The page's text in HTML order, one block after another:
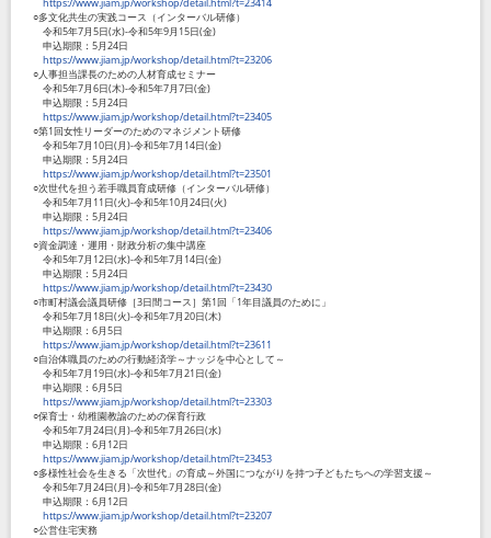
○多文化共生の実践コース（インターバル研修）
令和5年7月5日(水)-令和5年9月15日(金)
申込期限：5月24日
https://www.jiam.jp/workshop/detail.html?t=23206
○人事担当課長のための人材育成セミナー
令和5年7月6日(木)-令和5年7月7日(金)
申込期限：5月24日
https://www.jiam.jp/workshop/detail.html?t=23405
○第1回女性リーダーのためのマネジメント研修
令和5年7月10日(月)-令和5年7月14日(金)
申込期限：5月24日
https://www.jiam.jp/workshop/detail.html?t=23501
○次世代を担う若手職員育成研修（インターバル研修）
令和5年7月11日(火)-令和5年10月24日(火)
申込期限：5月24日
https://www.jiam.jp/workshop/detail.html?t=23406
○資金調達・運用・財政分析の集中講座
令和5年7月12日(水)-令和5年7月14日(金)
申込期限：5月24日
https://www.jiam.jp/workshop/detail.html?t=23430
○市町村議会議員研修［3日間コース］第1回「1年目議員のために」
令和5年7月18日(火)-令和5年7月20日(木)
申込期限：6月5日
https://www.jiam.jp/workshop/detail.html?t=23611
○自治体職員のための行動経済学～ナッジを中心として～
令和5年7月19日(水)-令和5年7月21日(金)
申込期限：6月5日
https://www.jiam.jp/workshop/detail.html?t=23303
○保育士・幼稚園教諭のための保育行政
令和5年7月24日(月)-令和5年7月26日(水)
申込期限：6月12日
https://www.jiam.jp/workshop/detail.html?t=23453
○多様性社会を生きる「次世代」の育成～外国につながりを持つ子どもたちへの学習支援～
令和5年7月24日(月)-令和5年7月28日(金)
申込期限：6月12日
https://www.jiam.jp/workshop/detail.html?t=23207
○公営住宅実務